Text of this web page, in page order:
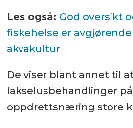
Les også: God oversikt
fiskehelse er
akvakultur
De viser blant annet til
lakselusbehandlinger
oppdrettsnæring store